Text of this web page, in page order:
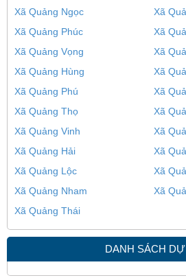
Xã Quảng Ngọc
Xã
Xã Quảng Phúc
Xã
Xã Quảng Vọng
Xã
Xã Quảng Hùng
Xã
Xã Quảng Phú
Xã
Xã Quảng Thọ
Xã
Xã Quảng Vinh
Xã
Xã Quảng Hải
Xã
Xã Quảng Lộc
Xã
Xã Quảng Nham
Xã
Xã Quảng Thái
DANH SÁCH